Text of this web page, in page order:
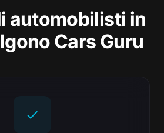
automobilisti in
Cars Guru